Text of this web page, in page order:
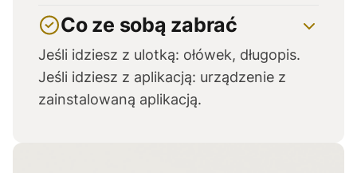
Co ze sobą zabrać
Jeśli idziesz z ulotką: ołówek, długopis.
Jeśli idziesz z aplikacją: urządzenie z
zainstalowaną aplikacją.